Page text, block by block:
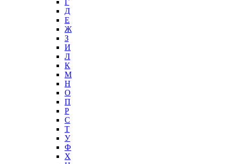
Г
Д
Е
Ж
З
И
Л
К
М
Н
О
П
Р
С
Т
У
Ф
Х